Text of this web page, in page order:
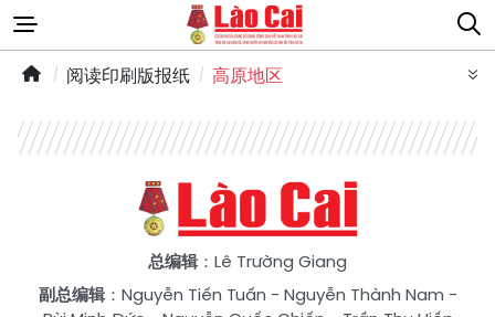
阅读印刷版报纸 高原地区
总编辑：Lê Trường Giang
副总编辑： Nguyễn Tiến Tuấn - Nguyễn Thành Nam -